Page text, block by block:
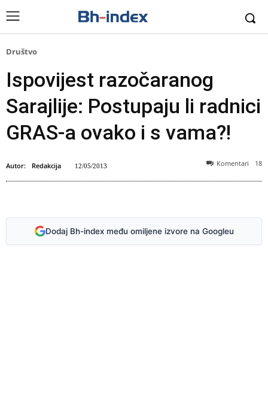
Društvo
Ispovijest razočaranog
Sarajlije: Postupaju li radnici
GRAS-a ovako i s vama?!
Autor: Redakcija 12/05/2013 Komentari 18
Dodaj Bh-index među omiljene izvore na Googleu